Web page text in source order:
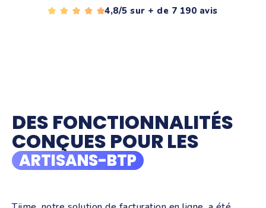
4,8/5 sur + de 7 190 avis
DES FONCTIONNALITÉS
CONÇUES POUR LES
ARTISANS-BTP